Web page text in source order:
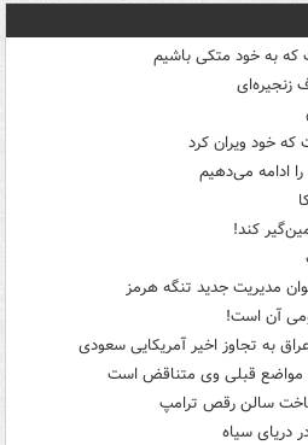
که به خود متکی باشیم
که خود ویران کرد
ادامه می‌دهیم
کند!
مدیریت جدید تنگه هرمز
آن است!
به تجاوز اخیر آمریکایی سعودی
با مواضع قبلی وی متناقض است
سالن رقص ترامپ
دریای سیاه